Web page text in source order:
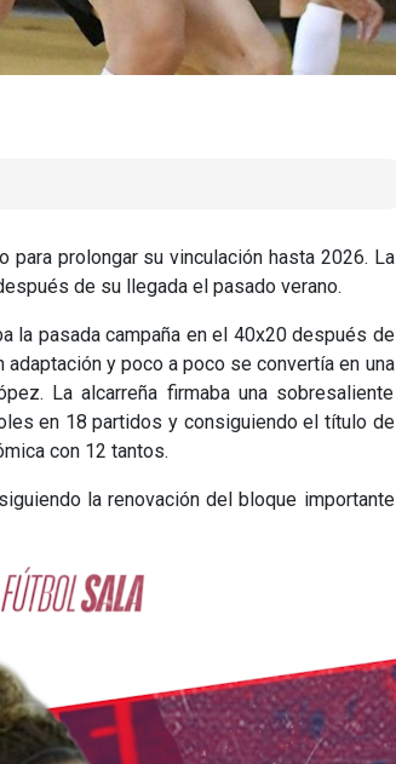
para prolongar su vinculación hasta 2026. La
de su llegada el pasado verano.
la pasada campaña en el 40x20 después de
y poco a poco se convertía en una
La alcarreña firmaba una sobresaliente
en 18 partidos y consiguiendo el título de
con 12 tantos.
la renovación del bloque importante